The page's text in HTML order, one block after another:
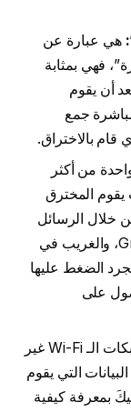
هي عبارة عن
فهي بمثابة
أن يقوم
جمع
قام بالاختراق.
من أكثر
يقوم المخترق
خلال الرسائل
النصية القصيرة أو البريد الإلكتروني Gmail، والغريب في
الضغط عليها
على
من خلال شبكات الـ Wi-Fi غير
التي يقوم
بمعرفة كيفية